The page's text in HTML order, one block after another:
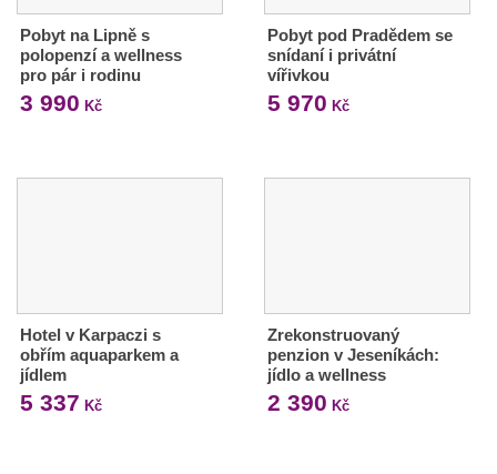
Pobyt na Lipně s
polopenzí a wellness
pro pár i rodinu
3 990 Kč
Pobyt pod Pradědem se
snídaní i privátní
vířivkou
5 970 Kč
Hotel v Karpaczi s
obřím aquaparkem a
jídlem
5 337 Kč
Zrekonstruovaný
penzion v Jeseníkách:
jídlo a wellness
2 390 Kč